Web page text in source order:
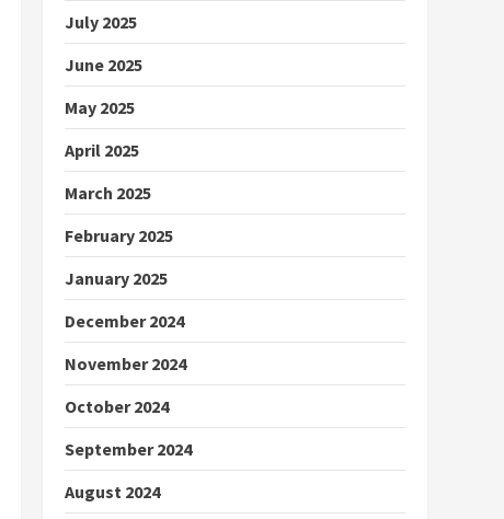
July 2025
June 2025
May 2025
April 2025
March 2025
February 2025
January 2025
December 2024
November 2024
October 2024
September 2024
August 2024